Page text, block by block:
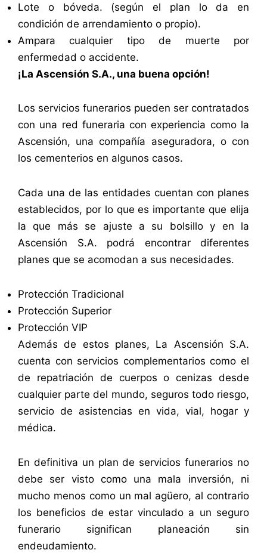
Lote o bóveda. (según el plan lo da en
condición de arrendamiento o propio).
Ampara cualquier tipo de muerte por
enfermedad o accidente.
¡La Ascensión S.A., una buena opción!
Los servicios funerarios pueden ser contratados
con una red funeraria con experiencia como la
Ascensión, una compañía aseguradora, o con
los cementerios en algunos casos.
Cada una de las entidades cuentan con planes
establecidos, por lo que es importante que elija
la que más se ajuste a su bolsillo y en la
Ascensión S.A. podrá encontrar diferentes
planes que se acomodan a sus necesidades.
Protección Tradicional
Protección Superior
Protección VIP
Además de estos planes, La Ascensión S.A.
cuenta con servicios complementarios como el
de repatriación de cuerpos o cenizas desde
cualquier parte del mundo, seguros todo riesgo,
servicio de asistencias en vida, vial, hogar y
médica.
En definitiva un plan de servicios funerarios no
debe ser visto como una mala inversión, ni
mucho menos como un mal agüero, al contrario
los beneficios de estar vinculado a un seguro
funerario significan planeación sin
endeudamiento.